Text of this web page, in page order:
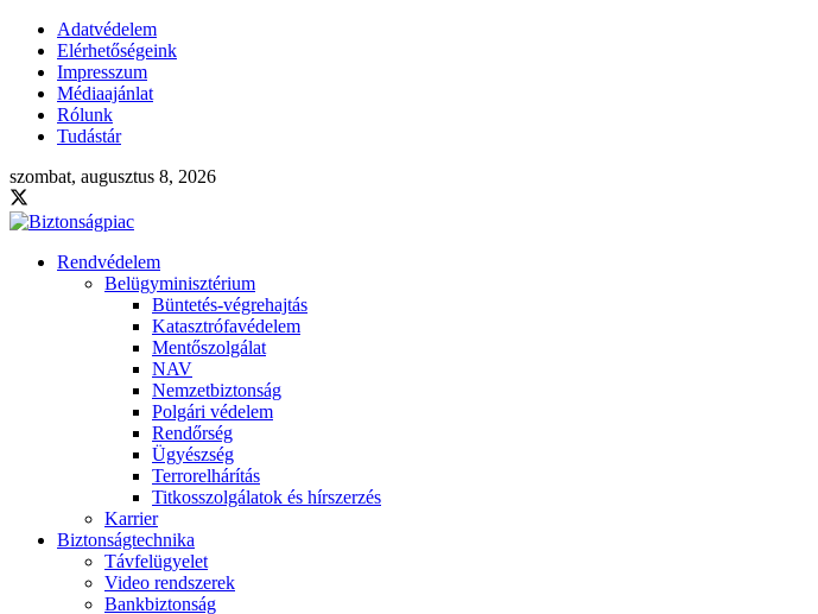
Adatvédelem
Elérhetőségeink
Impresszum
Médiaajánlat
Rólunk
Tudástár
szombat, augusztus 8, 2026
Rendvédelem
Belügyminisztérium
Büntetés-végrehajtás
Katasztrófavédelem
Mentőszolgálat
NAV
Nemzetbiztonság
Polgári védelem
Rendőrség
Ügyészség
Terrorelhárítás
Titkosszolgálatok és hírszerzés
Karrier
Biztonságtechnika
Távfelügyelet
Video rendszerek
Bankbiztonság